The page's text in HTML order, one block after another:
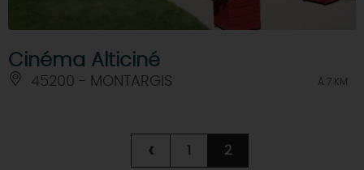
Cinéma Alticiné
45200 - MONTARGIS À 7 KM
‹ 1 2